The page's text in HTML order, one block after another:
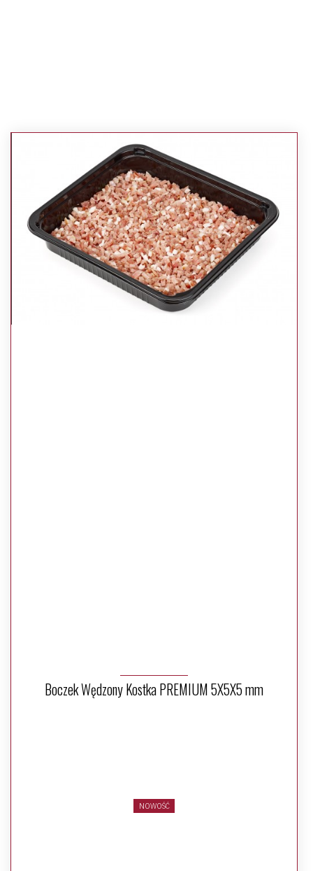
Boczek Wędzony Kostka PREMIUM 5X5X5 mm
NOWOŚĆ